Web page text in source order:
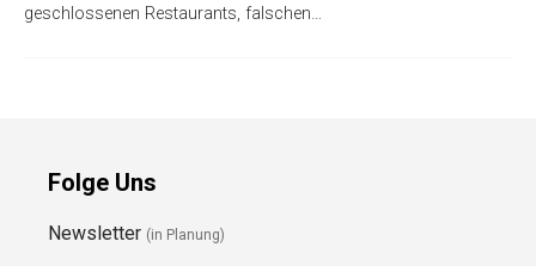
geschlossenen Restaurants, falschen…
Folge Uns
Newsletter (in Planung)